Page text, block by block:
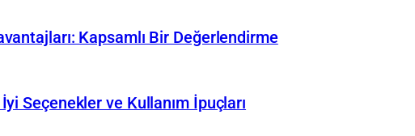
Kapsamlı Bir Değerlendirme
Seçenekler ve Kullanım İpuçları